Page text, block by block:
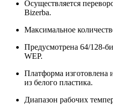
Осуществляется
Bizerba.
Максимальное
Предусмотрена 64/128-
WEP.
Платформа изготовлена
из белого пластика.
Диапазон рабочих